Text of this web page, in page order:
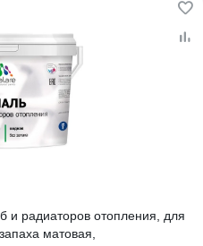
и радиаторов отопления, для
матовая,